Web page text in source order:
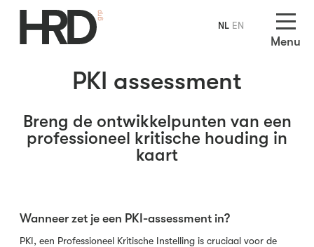
Menu
PKI assessment
Breng de ontwikkelpunten van een
professioneel kritische houding in
kaart
Wanneer zet je een PKI-assessment in?
PKI, een Professioneel Kritische Instelling is cruciaal voor de
NL EN